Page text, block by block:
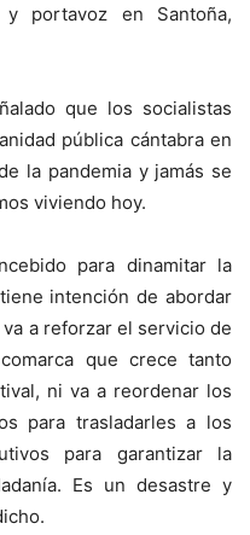
portavoz en Santoña,
que los socialistas
pública cántabra en
la pandemia y jamás se
viviendo hoy.
para dinamitar la
intención de abordar
a reforzar el servicio de
que crece tanto
ni va a reordenar los
para trasladarles a los
para garantizar la
Es un desastre y